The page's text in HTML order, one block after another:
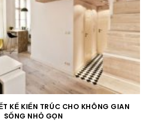
KẾ KIẾN TRÚC CHO KHÔNG GIAN
SỐNG NHỎ GỌN